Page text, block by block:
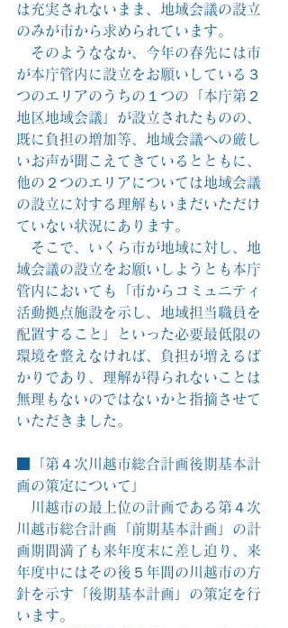
は充実されないまま、地域会議の設立
のみが市から求められています。
そのようななか、今年の春先には市
が本庁管内に設立をお願いしている３
つのエリアのうちの１つの「本庁第２
地区地域会議」が設立されたものの、
既に負担の増加等、地域会議への厳し
いお声が聞こえてきているとともに、
他の２つのエリアについては地域会議
の設立に対する理解もいまだいただけ
ていない状況にあります。
そこで、いくら市が地域に対し、地
域会議の設立をお願いしようとも本庁
管内においても「市からコミュニティ
活動拠点施設を示し、地域担当職員を
配置すること」といった必要最低限の
環境を整えなければ、負担が増えるば
かりであり、理解が得られないことは
無理もないのではないかと指摘させて
いただきました。
■「第４次川越市総合計画後期基本計
画の策定について」
川越市の最上位の計画である第４次
川越市総合計画「前期基本計画」の計
画期間満了も来年度末に差し迫り、来
年度中にはその後５年間の川越市の方
針を示す「後期基本計画」の策定を行
います。